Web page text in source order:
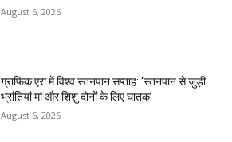
August 6, 2026
ग्राफिक एरा में विश्व स्तनपान सप्ताह: ‘स्तनपान से जुड़ी
भ्रांतियां मां और शिशु दोनों के लिए घातक’
August 6, 2026